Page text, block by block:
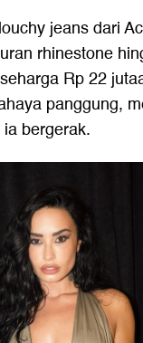
jeans dari
rhinestone
Rp 22
panggung,
bergerak.